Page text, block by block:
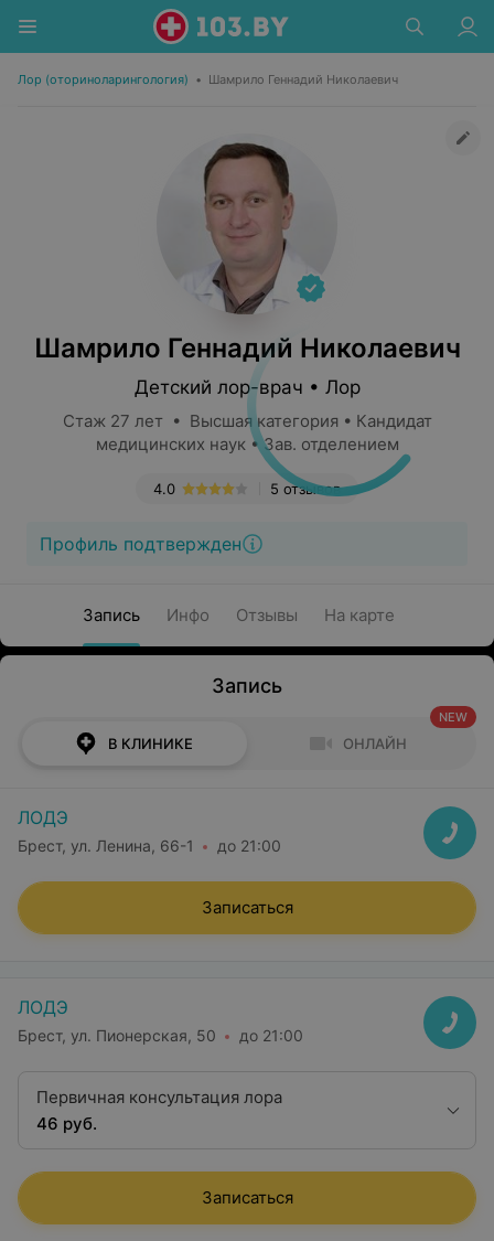
Лор (оториноларингология) • Шамрило Геннадий Николаевич
Шамрило Геннадий Николаевич
Детский лор-врач • Лор
Стаж 27 лет • Высшая категория • Кандидат
медицинских наук • Зав. отделением
5 отзывов
4.0
Профиль подтвержден
Запись Инфо Отзывы На карте
Запись
В КЛИНИКЕ ОНЛАЙН
NEW
ЛОДЭ
Брест, ул. Ленина, 66-1 до 21:00
Записаться
ЛОДЭ
Брест, ул. Пионерская, 50 до 21:00
Первичная консультация лора
46 руб.
Записаться